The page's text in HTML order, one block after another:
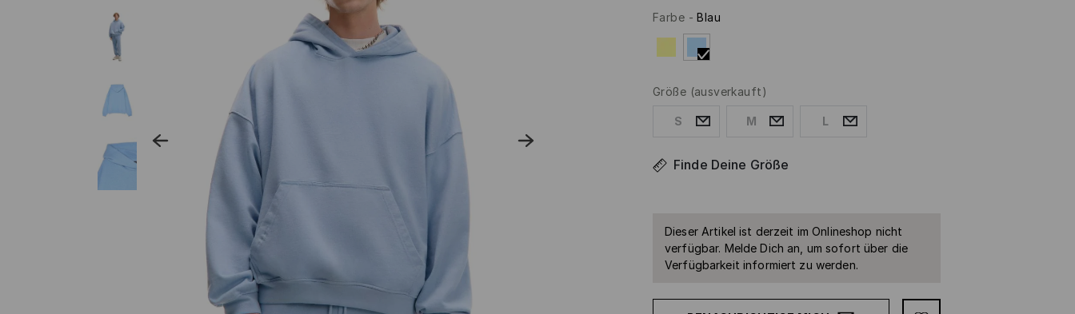
Farbe -Blau
Größe (ausverkauft)
S M L
Finde Deine Größe
Dieser Artikel ist derzeit im Onlineshop nicht
verfügbar. Melde Dich an, um sofort über die
Verfügbarkeit informiert zu werden.